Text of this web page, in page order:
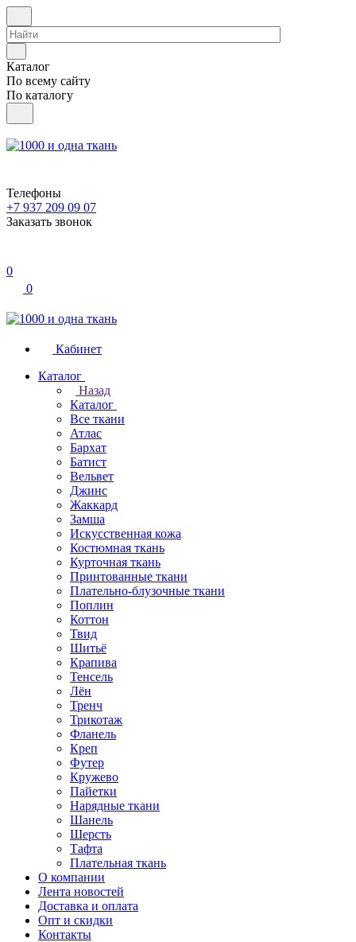
Каталог
По всему сайту
По каталогу
Телефоны
+7 937 209 09 07
Заказать звонок
0
0
Кабинет
Каталог
Назад
Каталог
Все ткани
Атлас
Бархат
Батист
Вельвет
Джинс
Жаккард
Замша
Искусственная кожа
Костюмная ткань
Курточная ткань
Принтованные ткани
Плательно-блузочные ткани
Поплин
Коттон
Твид
Шитьё
Крапива
Тенсель
Лён
Тренч
Трикотаж
Фланель
Креп
Футер
Кружево
Пайетки
Нарядные ткани
Шанель
Шерсть
Тафта
Плательная ткань
О компании
Лента новостей
Доставка и оплата
Опт и скидки
Контакты